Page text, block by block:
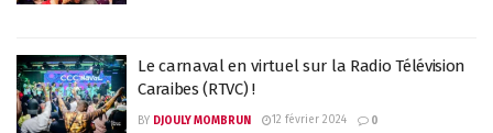
Le carnaval en virtuel sur la Radio Télévision
Caraibes (RTVC) !
BY DJOULY MOMBRUN 12 février 2024 0